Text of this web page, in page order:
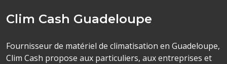
Clim Cash Guadeloupe
Fournisseur de matériel de climatisation en Guadeloupe,
Clim Cash propose aux particuliers, aux entreprises et